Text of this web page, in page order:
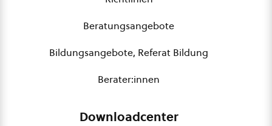
Beratungsangebote
Bildungsangebote, Referat Bildung
Berater:innen
Downloadcenter